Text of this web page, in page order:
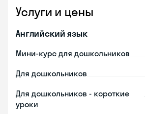
Услуги и цены
Английский язык
Мини-курс для дошкольников
Для дошкольников
Для дошкольников - короткие
уроки